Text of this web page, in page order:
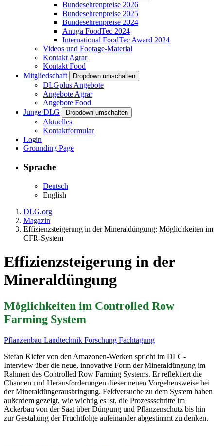
Bundesehrenpreise 2026
Bundesehrenpreise 2025
Bundesehrenpreise 2024
Anuga FoodTec 2024
International FoodTec Award 2024
Videos und Footage-Material
Kontakt Agrar
Kontakt Food
Mitgliedschaft
Dropdown umschalten
DLGplus Angebote
Angebote Agrar
Angebote Food
Junge DLG
Dropdown umschalten
Aktuelles
Kontaktformular
Login
Grounding Page
Sprache
Deutsch
English
DLG.org
Magazin
Effizienzsteigerung in der Mineraldüngung: Möglichkeiten im
CFR-System
Effizienzsteigerung in der
Mineraldüngung
Möglichkeiten im Controlled Row
Farming System
Pflanzenbau Landtechnik Forschung Fachtagung
Stefan Kiefer von den Amazonen-Werken spricht im DLG-
Interview über die neue, innovative Form der Mineraldüngung im
Rahmen des Controlled Row Farming Systems. Er reflektiert die
Chancen und Herausforderungen dieser neuen Vorgehensweise bei
der Mineraldüngerausbringung. Feldversuche zu dem System haben
außerdem gezeigt, wie wichtig es ist, die Prozessschritte im
Ackerbau von der Saat über Düngung und Pflanzenschutz bis hin
zur Gestaltung der Fruchtfolge aufeinander abgestimmt zu denken.